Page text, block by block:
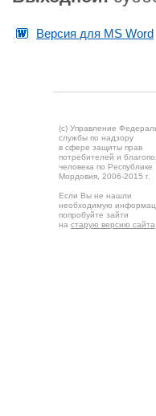
Версия для MS Word
(c) Управление
службы по надзору
в сфере защиты прав
потребителей и
человека по Республике
Мордовия, 2006-2015 г.
Если Вы не нашли
необходимую
попробуйте зайти
на старую версию сайта